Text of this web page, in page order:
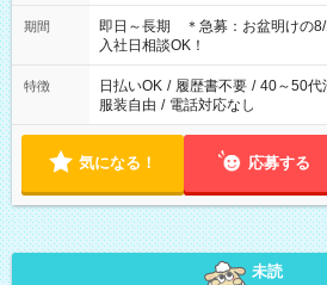
期間
即日～長期 ＊急募：お盆明けの
入社日相談OK！
特徴 日払いOK / 履歴書不要 / 40～50代
服装自由 / 電話対応なし
気になる！ 応募する
未読